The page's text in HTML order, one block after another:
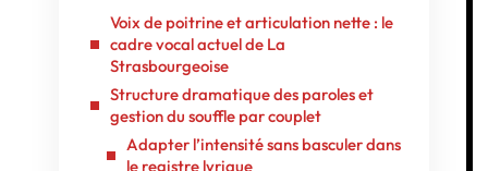
Voix de poitrine et articulation nette : le
cadre vocal actuel de La
Strasbourgeoise
Structure dramatique des paroles et
gestion du souffle par couplet
Adapter l’intensité sans basculer dans
le registre lyrique